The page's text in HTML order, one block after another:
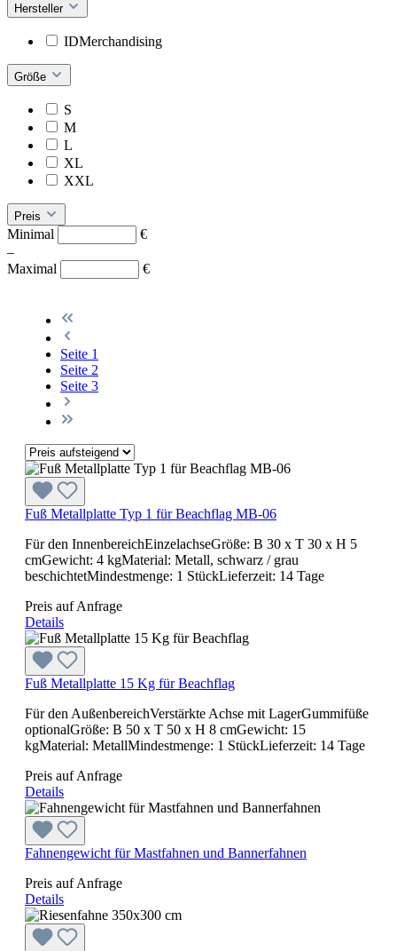
Hersteller
IDMerchandising
Größe
S
M
L
XL
XXL
Preis
Minimal
€
–
Maximal
€
Seite 1
Seite 2
Seite 3
Fuß Metallplatte Typ 1 für Beachflag MB-06
Für den InnenbereichEinzelachseGröße: B 30 x T 30 x H 5
cmGewicht: 4 kgMaterial: Metall, schwarz / grau
beschichtetMindestmenge: 1 StückLieferzeit: 14 Tage
Preis auf Anfrage
Details
Fuß Metallplatte 15 Kg für Beachflag
Für den AußenbereichVerstärkte Achse mit LagerGummifüße
optionalGröße: B 50 x T 50 x H 8 cmGewicht: 15
kgMaterial: MetallMindestmenge: 1 StückLieferzeit: 14 Tage
Preis auf Anfrage
Details
Fahnengewicht für Mastfahnen und Bannerfahnen
Preis auf Anfrage
Details